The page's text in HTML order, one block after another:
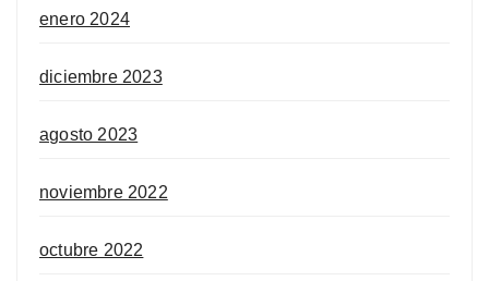
enero 2024
diciembre 2023
agosto 2023
noviembre 2022
octubre 2022